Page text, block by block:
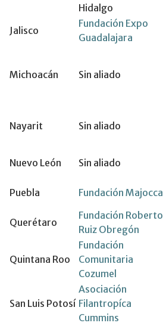
Hidalgo
Jalisco
Fundación Expo
Guadalajara
Michoacán Sin aliado
Nayarit Sin aliado
Nuevo León
Sin aliado
Puebla
Fundación Majocca
Querétaro
Fundación Roberto
Ruiz Obregón
Quintana Roo
Fundación
Comunitaria
Cozumel
San Luis Potosí
Asociación
Filantropíca
Cummins